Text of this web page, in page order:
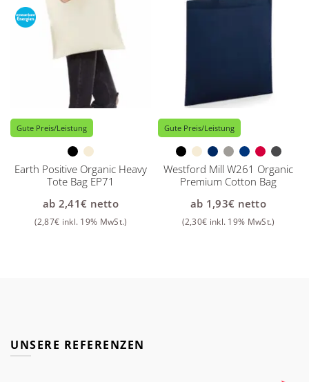
Gute Preis/Leistung
Earth Positive Organic Heavy
Tote Bag EP71
ab 2,41€ netto
(2,87€ inkl. 19% MwSt.)
Gute Preis/Leistung
Westford Mill W261 Organic
Premium Cotton Bag
ab 1,93€ netto
(2,30€ inkl. 19% MwSt.)
UNSERE REFERENZEN